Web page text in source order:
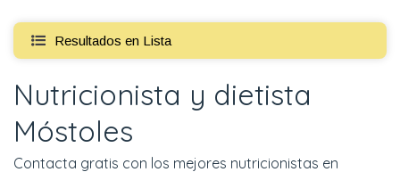
Resultados en Lista
Nutricionista y dietista
Móstoles
Contacta gratis con los mejores nutricionistas en